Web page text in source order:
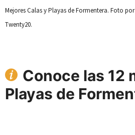
Mejores Calas y Playas de Formentera. Foto
Twenty20.
Conoce las 12
Playas de